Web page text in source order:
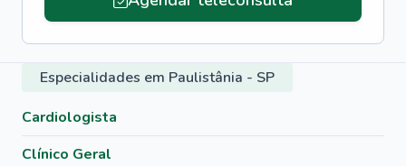
Especialidades em Paulistânia - SP
Cardiologista
Clínico Geral